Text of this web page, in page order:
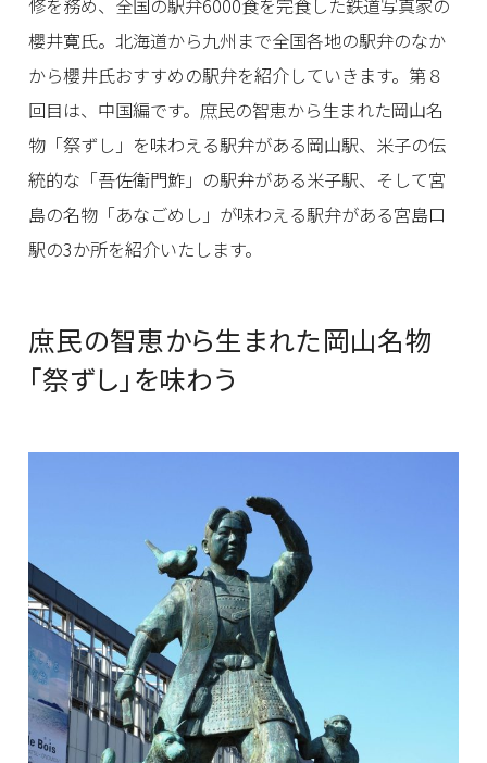
修を務め、全国の駅弁6000食を完食した鉄道写真家の
櫻井寛氏。北海道から九州まで全国各地の駅弁のなか
から櫻井氏おすすめの駅弁を紹介していきます。第８
回目は、中国編です。庶民の智恵から生まれた岡山名
物「祭ずし」を味わえる駅弁がある岡山駅、米子の伝
統的な「吾佐衛門鮓」の駅弁がある米子駅、そして宮
島の名物「あなごめし」が味わえる駅弁がある宮島口
駅の3か所を紹介いたします。
庶民の智恵から生まれた岡山名物
「祭ずし」を味わう